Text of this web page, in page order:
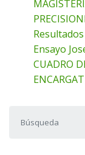
Ensayo
CUADRO